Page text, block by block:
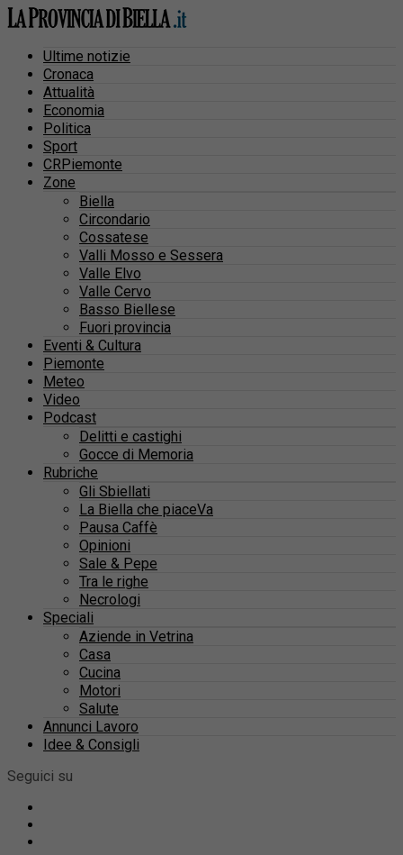
Ultime notizie
Cronaca
Attualità
Economia
Politica
Sport
CRPiemonte
Zone
Biella
Circondario
Cossatese
Valli Mosso e Sessera
Valle Elvo
Valle Cervo
Basso Biellese
Fuori provincia
Eventi & Cultura
Piemonte
Meteo
Video
Podcast
Delitti e castighi
Gocce di Memoria
Rubriche
Gli Sbiellati
La Biella che piaceVa
Pausa Caffè
Opinioni
Sale & Pepe
Tra le righe
Necrologi
Speciali
Aziende in Vetrina
Casa
Cucina
Motori
Salute
Annunci Lavoro
Idee & Consigli
Seguici su